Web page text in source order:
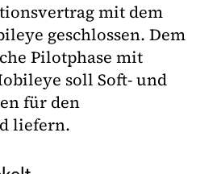
mit dem
geschlossen. Dem
Pilotphase mit
soll Soft- und
für den
liefern.